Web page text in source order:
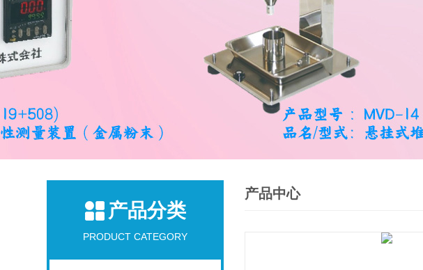
产品分类
PRODUCT CATEGORY
产品中心